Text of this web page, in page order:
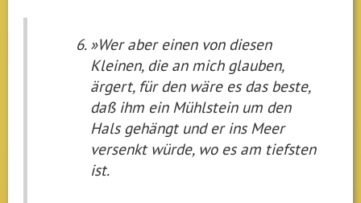
»Wer aber einen von diesen
Kleinen, die an mich glauben,
ärgert, für den wäre es das beste,
daß ihm ein Mühlstein um den
Hals gehängt und er ins Meer
versenkt würde, wo es am tiefsten
ist.